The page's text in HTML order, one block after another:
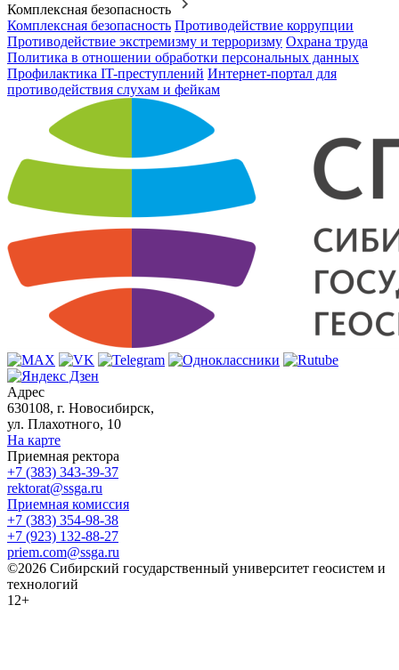
Комплексная безопасность
Комплексная безопасность Противодействие коррупции
Противодействие экстремизму и терроризму Охрана труда
Политика в отношении обработки персональных данных
Профилактика IT-преступлений Интернет-портал для
противодействия слухам и фейкам
Адрес
630108, г. Новосибирск,
ул. Плахотного, 10
На карте
Приемная ректора
+7 (383) 343-39-37
rektorat@ssga.ru
Приемная комиссия
+7 (383) 354-98-38
+7 (923) 132-88-27
priem.com@ssga.ru
©2026 Сибирский государственный университет геосистем и
технологий
12+